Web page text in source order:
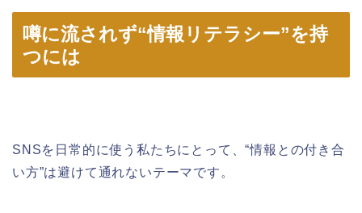
噂に流されず“情報リテラシー”を持
つには
SNSを日常的に使う私たちにとって、“情報との付き合
い方”は避けて通れないテーマです。